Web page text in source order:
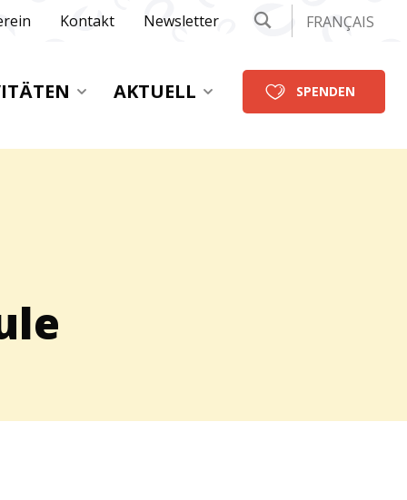
Kontakt Newsletter FRANÇAIS
AKTUELL SPENDEN